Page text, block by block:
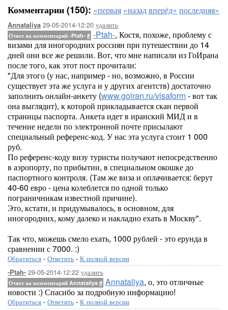
Комментарии (150): «первая «назадвперёд» последняя»
Annataliya 29-05-2014-12:20 удалить
Ответ на комментарий -Ptah- # -Ptah-, Костя, похоже, проблему с
визами для иногородних россиян при путешествии до 14
дней они все же решили. Вот, что мне написали из ГоИрана
после того, как этот пост прочитали:
"Для этого (у нас, например - но, возможно, в России
существует эта же услуга и у других агентств) достаточно
заполнить онлайн-анкету (www.goiran.ru/visaform- вот так
она выглядит), к которой прикладывается скан первой
страницы паспорта. Анкета идет в иранский МИД и в
течение недели по электронной почте присылают
специальный референс-код. У нас эта услуга стоит 1 000
руб.
По референс-коду визу туристы получают непосредственно
в аэропорту, по прибытии, в специальном окошке до
паспортного контроля. (Там же виза и оплачивается: берут
40-60 евро - цена колеблется по одной только
пограничникам известной причине).
Это, кстати, и придумывалось, в основном, для
иногородних, кому далеко и накладно ехать в Москву".
Так что, можешь смело ехать, 1000 рублей - это ерунда в
сравнении с 7000. :)
Обратиться - Ответить - К полной версии
-Ptah- 29-05-2014-12:22 удалить
Ответ на комментарий Annataliya # Annataliya, о, это отличные
новости :) Спасибо за подробную информацию!
Обратиться - Ответить - К полной версии